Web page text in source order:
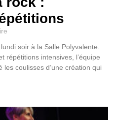
soir à la Salle Polyvalente.
répétitions intensives, l’équipe
les coulisses d’une création qui